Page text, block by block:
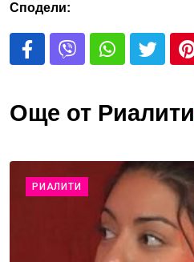
Сподели:
Още от Риалити
РИАЛИТИ